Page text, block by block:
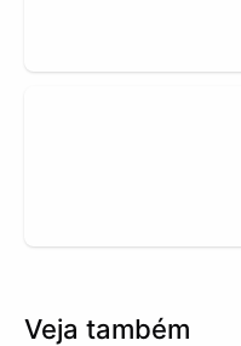
Veja também